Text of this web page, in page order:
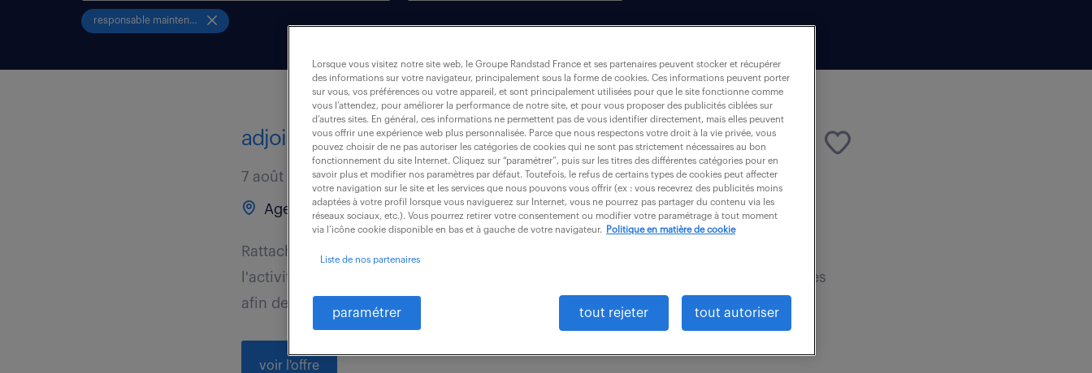
responsable maintenance travaux neufs
adjoint directeur travaux (f/h)
7 août 2026
Agen (47) CDI 50 000 - 60 000 € / an
Rattaché au Directeur travaux national, vous prenez en charge la supervision de
l'activité des agences. Vous pilotez et orchestrez l'activité de l'ensemble des agences
afin de garantir une...
voir l'offre
Lorsque vous visitez notre site web, le Groupe Randstad France et ses partenaires peuvent stocker et récupérer
des informations sur votre navigateur, principalement sous la forme de cookies. Ces informations peuvent porter
sur vous, vos préférences ou votre appareil, et sont principalement utilisées pour que le site fonctionne comme
vous l’attendez, pour améliorer la performance de notre site, et pour vous proposer des publicités ciblées sur
d’autres sites. En général, ces informations ne permettent pas de vous identifier directement, mais elles peuvent
vous offrir une expérience web plus personnalisée. Parce que nous respectons votre droit à la vie privée, vous
pouvez choisir de ne pas autoriser les catégories de cookies qui ne sont pas strictement nécessaires au bon
fonctionnement du site Internet. Cliquez sur “paramétrer”, puis sur les titres des différentes catégories pour en
savoir plus et modifier nos paramètres par défaut. Toutefois, le refus de certains types de cookies peut affecter
votre navigation sur le site et les services que nous pouvons vous offrir (ex : vous recevrez des publicités moins
adaptées à votre profil lorsque vous naviguerez sur Internet, vous ne pourrez pas partager du contenu via les
réseaux sociaux, etc.). Vous pourrez retirer votre consentement ou modifier votre paramétrage à tout moment
via l’icône cookie disponible en bas et à gauche de votre navigateur.
Politique en matière de cookie
Liste de nos partenaires
paramétrer tout rejeter tout autoriser